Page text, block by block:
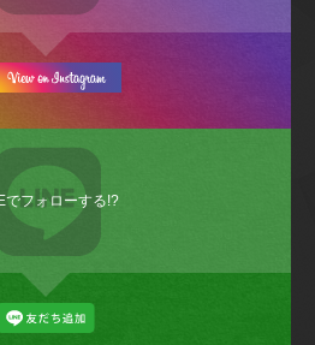
でフォローする!?